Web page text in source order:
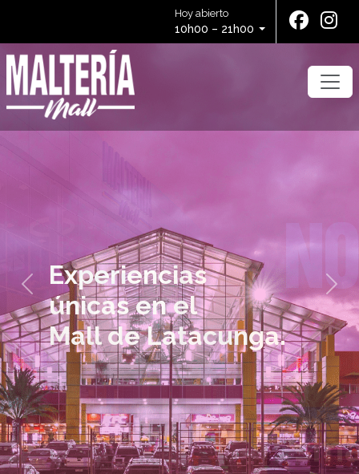
Hoy abierto
10h00 – 21h00
Previous Next